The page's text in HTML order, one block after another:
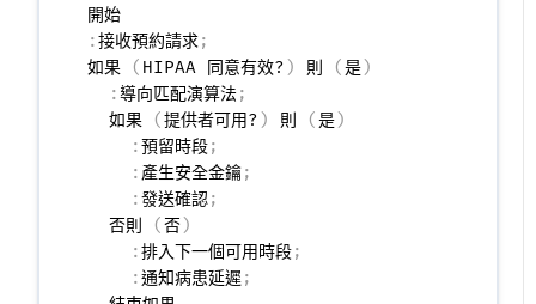
:接收預約請求;
如果
( HIPAA 同意有效? ) 則 (是)
:導向匹配演算法;
  如果
(提供者可用? ) 則 (是)
:預留時段;
: 產生安全金鑰;
:發送確認;
  否則
(否)
:排入下一個可用時段;
:通知病患延遲;